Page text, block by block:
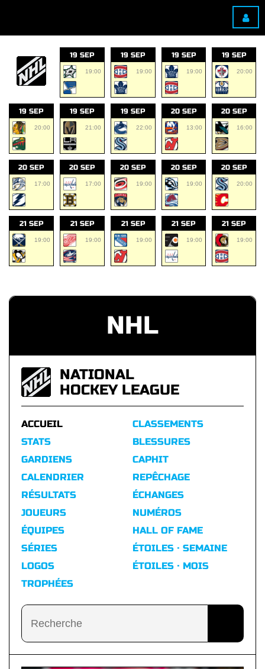
19 SEP
19:00
19 SEP
19:00
19 SEP
19:00
19 SEP
20:00
19 SEP
20:00
19 SEP
21:00
19 SEP
22:00
20 SEP
13:00
20 SEP
16:00
20 SEP
17:00
20 SEP
17:00
20 SEP
19:00
20 SEP
19:00
20 SEP
20:00
21 SEP
19:00
21 SEP
19:00
21 SEP
19:00
21 SEP
19:00
21 SEP
19:00
NHL
NATIONAL
HOCKEY LEAGUE
ACCUEIL
STATS
GARDIENS
CALENDRIER
RÉSULTATS
CLASSEMENTS
BLESSURES
CAPHIT
REPÊCHAGE
ÉCHANGES
JOUEURS
ÉQUIPES
SÉRIES
LOGOS
TROPHÉES
NUMÉROS
HALL OF FAME
ÉTOILES · SEMAINE
ÉTOILES · MOIS